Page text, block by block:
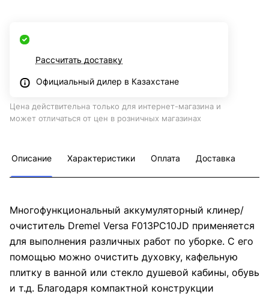
Рассчитать доставку
Официальный дилер в Казахстане
Цена действительна только для интернет-магазина и
может отличаться от цен в розничных магазинах
Описание Характеристики Оплата Доставка
Многофункциональный аккумуляторный клинер/
очиститель Dremel Versa F013PC10JD применяется
для выполнения различных работ по уборке. С его
помощью можно очистить духовку, кафельную
плитку в ванной или стекло душевой кабины, обувь
и т.д. Благодаря компактной конструкции